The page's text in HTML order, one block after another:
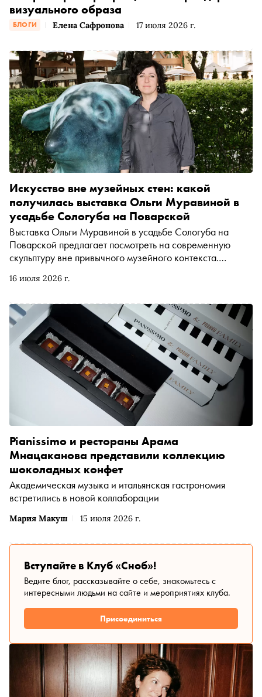
БЛОГИ Елена Сафронова 17 июля 2026 г.
визуального образа
16 июля 2026 г.
Искусство вне музейных стен: какой
получилась выставка Ольги Муравиной в
усадьбе Сологуба на Поварской
Выставка Ольги Муравиной в усадьбе Сологуба на
Поварской предлагает посмотреть на современную
скульптуру вне привычного музейного контекста.
становится частью городской среды и почему сегодня
Мария Макуш 15 июля 2026 г.
Pianissimo и рестораны Арама
Мнацаканова представили коллекцию
шоколадных конфет
Академическая музыка и итальянская гастрономия
встретились в новой коллаборации
Вступайте в Клуб «Сноб»!
Ведите блог, рассказывайте о себе, знакомьтесь с
интересными людьми на сайте и мероприятиях клуба.
Присоединиться